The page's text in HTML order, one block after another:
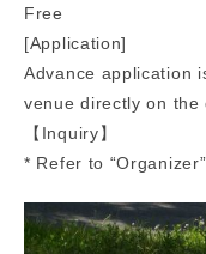
Free
[Application]
Advance application
venue directly on the
【Inquiry】
* Refer to